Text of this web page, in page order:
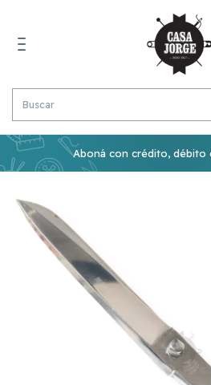
Aboná con crédito, débito